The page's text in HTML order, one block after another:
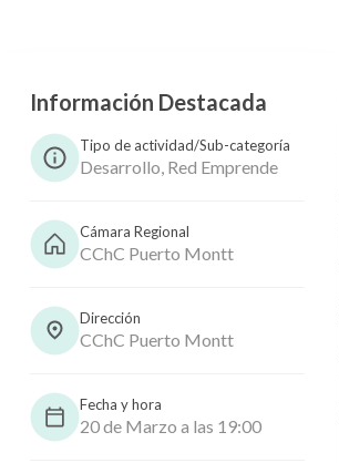
Información Destacada
Tipo de actividad/Sub-categoría
Desarrollo, Red Emprende
Cámara Regional
CChC Puerto Montt
Dirección
CChC Puerto Montt
Fecha y hora
20 de Marzo a las 19:00